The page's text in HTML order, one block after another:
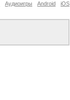
iOS
Android
Аудиоигры